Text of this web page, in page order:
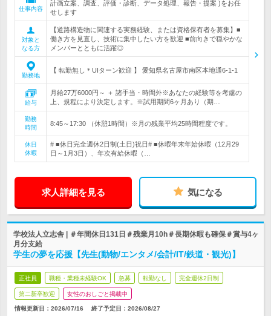
仕事内容
計画立案、調査、評価・診断、データ処理、報告・提案 )をお任
せします
対象と
なる方
【道路構造物に関連する実務経験、または資格保有者を募集】■
働き方を見直し、技術に集中したい方を歓迎 ■前向きで穏やかな
メンバーとともに活躍◎
勤務地
【 転勤無し＊UIターン歓迎 】 愛知県名古屋市南区本地通6-1-1
給与
月給27万6000円～ ＋ 諸手当・時間外※あなたの経験等を考慮の
上、規程により決定します。※試用期間6ヶ月あり（期…
勤務
時間
8:45～17:30 （休憩1時間）※月の残業平均25時間程度です。
休日
休暇
# ■休日完全週休2日制(土日)祝日# ■休暇年末年始休暇（12月29
日～1月3日）、年次有給休暇（…
求人詳細を見る 気になる
学校法人立志舎 | ＃年間休日131日＃残業月10h＃長期休暇も確保＃賞与4ヶ
月分支給
学生の夢を応援【先生(動物/エンタメ/会計/IT/鉄道・観光)】
正社員 職種・業種未経験OK 急募 転勤なし 完全週休2日制
第二新卒歓迎 女性のおしごと掲載中
情報更新日：2026/07/16 終了予定日： 2026/08/27